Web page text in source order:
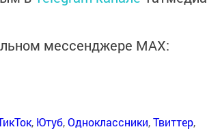
мессенджере MАХ:
, Ютуб,Одноклассники,Твиттер,